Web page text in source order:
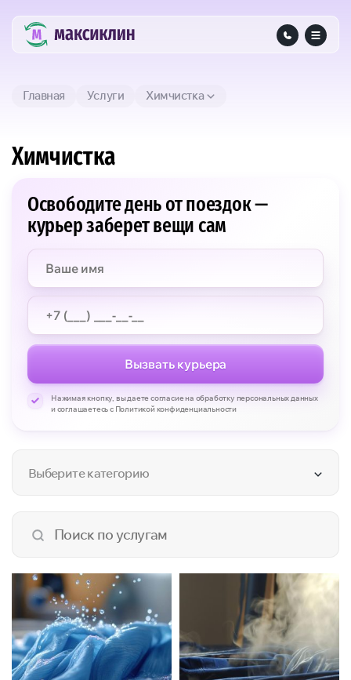
Главная Услуги Химчистка
Химчистка
Освободите день от поездок —
курьер заберет вещи сам
Вызвать курьера
Нажимая кнопку, вы даете согласие на обработку персональных данных
и соглашаетесь с Политикой конфиденциальности
Выберите категорию